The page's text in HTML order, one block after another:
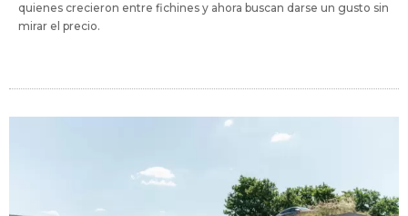
quienes crecieron entre fichines y ahora buscan darse un gusto sin
mirar el precio.